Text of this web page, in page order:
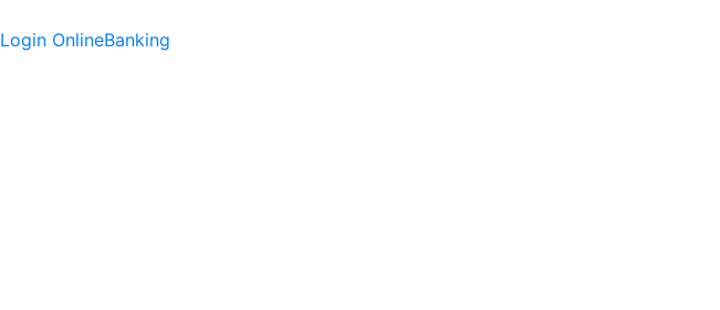
Login OnlineBanking